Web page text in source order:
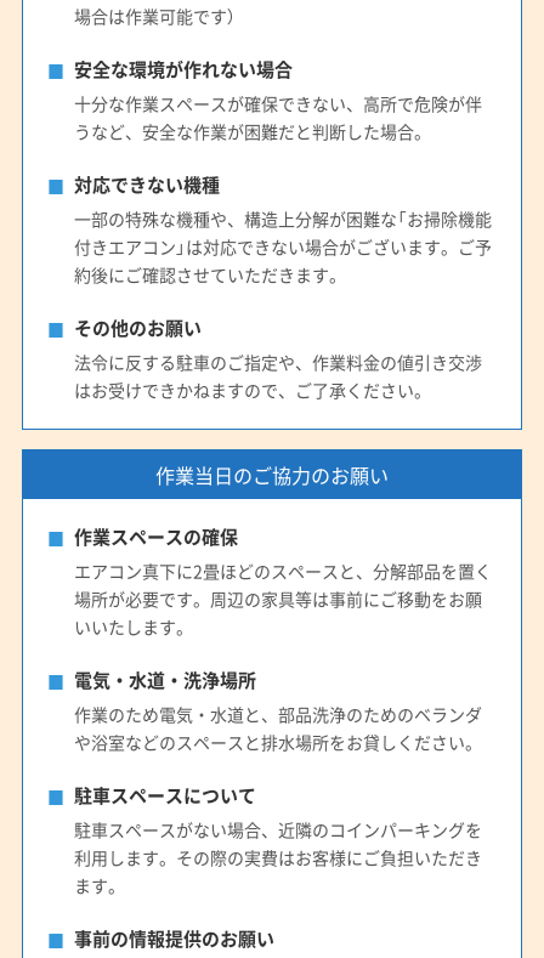
場合は作業可能です）
安全な環境が作れない場合
十分な作業スペースが確保できない、高所で危険が伴
うなど、安全な作業が困難だと判断した場合。
対応できない機種
一部の特殊な機種や、構造上分解が困難な「お掃除機能
付きエアコン」は対応できない場合がございます。ご予
約後にご確認させていただきます。
その他のお願い
法令に反する駐車のご指定や、作業料金の値引き交渉
はお受けできかねますので、ご了承ください。
作業当日のご協力のお願い
作業スペースの確保
エアコン真下に2畳ほどのスペースと、分解部品を置く
場所が必要です。周辺の家具等は事前にご移動をお願
いいたします。
電気・水道・洗浄場所
作業のため電気・水道と、部品洗浄のためのベランダ
や浴室などのスペースと排水場所をお貸しください。
駐車スペースについて
駐車スペースがない場合、近隣のコインパーキングを
利用します。その際の実費はお客様にご負担いただき
ます。
事前の情報提供のお願い